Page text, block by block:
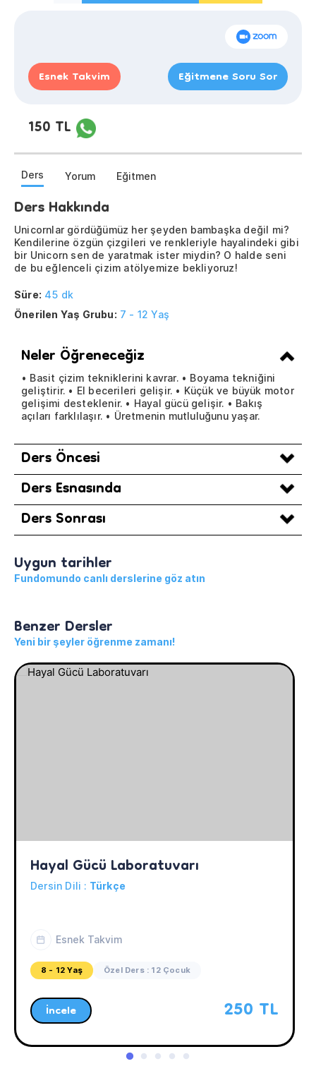
Esnek Takvim Eğitmene Soru Sor
150 TL
Ders Yorum Eğitmen
Ders Hakkında
Unicornlar gördüğümüz her şeyden bambaşka değil mi?
Kendilerine özgün çizgileri ve renkleriyle hayalindeki gibi
bir Unicorn sen de yaratmak ister miydin? O halde seni
de bu eğlenceli çizim atölyemize bekliyoruz!
Süre: 45 dk
Önerilen Yaş Grubu: 7 - 12 Yaş
Neler Öğreneceğiz
• Basit çizim tekniklerini kavrar. • Boyama tekniğini
geliştirir. • El becerileri gelişir. • Küçük ve büyük motor
gelişimi desteklenir. • Hayal gücü gelişir. • Bakış
açıları farklılaşır. • Üretmenin mutluluğunu yaşar.
Ders Öncesi
Ders Esnasında
Ders Sonrası
Uygun tarihler
Fundomundo canlı derslerine göz atın
Benzer Dersler
Yeni bir şeyler öğrenme zamanı!
Hayal Gücü Laboratuvarı
Dersin Dili : Türkçe
Esnek Takvim
8 - 12 Yaş Özel Ders : 12 Çocuk
İncele 250 TL